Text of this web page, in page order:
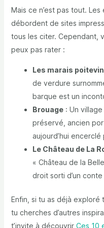
Mais ce n’est pas tout.
débordent de sites
tous les citer. Cependant,
peux pas rater :
Les marais
de verdure
barque est un
Brouage: Un village
préservé, ancien
aujourd’hui encerclé
Le Château de La
« Château de la
droit sorti d’un
Enfin, si tu as déjà exploré
tu cherches d’autres
t’invite à découvrir Ces 10